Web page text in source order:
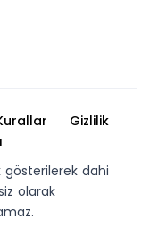
Gizlilik
gösterilerek dahi
olarak